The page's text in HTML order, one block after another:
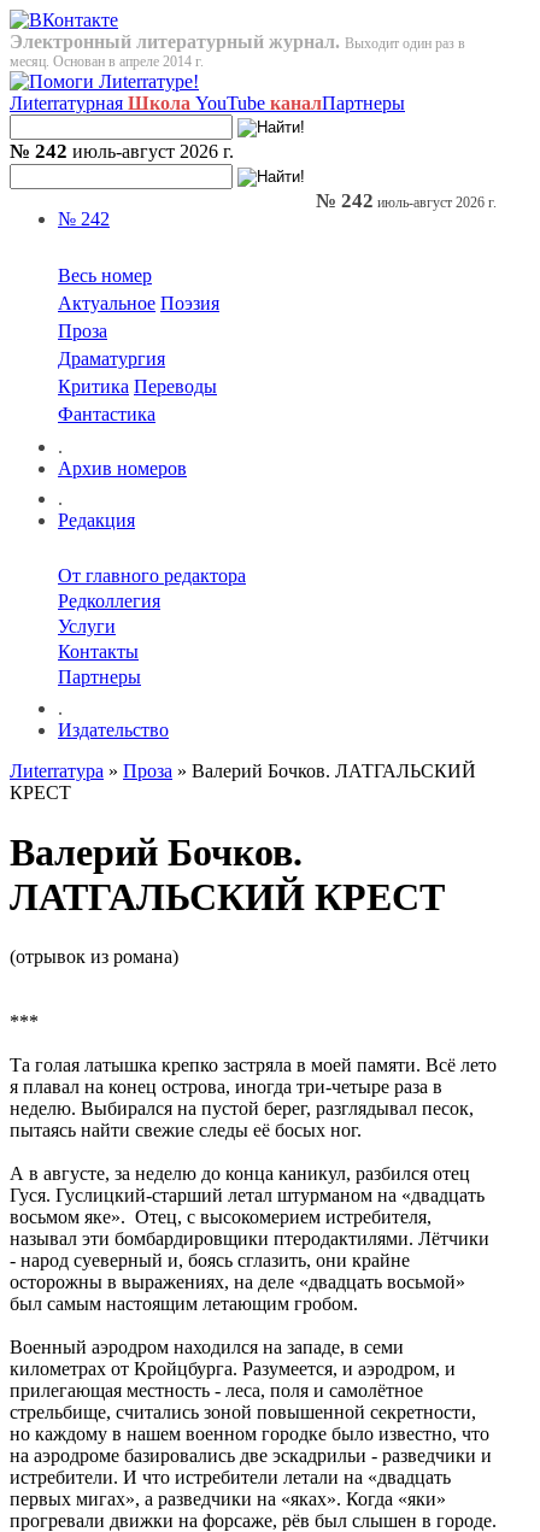
Электронный литературный журнал. Выходит один раз в
месяц. Основан в апреле 2014 г.
Лиterraтурная Школа YouTube каналПартнеры
№ 242 июль-август 2026 г.
№ 242
Весь номер
Актуальное Поэзия
Проза
Драматургия
Критика Переводы
Фантастика
.
Архив номеров
.
Редакция
От главного редактора
Редколлегия
Услуги
Контакты
Партнеры
.
Издательство
№ 242 июль-август 2026 г.
Лиterraтура » Проза » Валерий Бочков. ЛАТГАЛЬСКИЙ
КРЕСТ
Валерий Бочков.
ЛАТГАЛЬСКИЙ КРЕСТ
(отрывок из романа)
***
Та голая латышка крепко застряла в моей памяти. Всё лето
я плавал на конец острова, иногда три-четыре раза в
неделю. Выбирался на пустой берег, разглядывал песок,
пытаясь найти свежие следы её босых ног.
А в августе, за неделю до конца каникул, разбился отец
Гуся. Гуслицкий-старший летал штурманом на «двадцать
восьмом яке». Отец, с высокомерием истребителя,
называл эти бомбардировщики птеродактилями. Лётчики
- народ суеверный и, боясь сглазить, они крайне
осторожны в выражениях, на деле «двадцать восьмой»
был самым настоящим летающим гробом.
Военный аэродром находился на западе, в семи
километрах от Кройцбурга. Разумеется, и аэродром, и
прилегающая местность - леса, поля и самолётное
стрельбище, считались зоной повышенной секретности,
но каждому в нашем военном городке было известно, что
на аэродроме базировались две эскадрильи - разведчики и
истребители. И что истребители летали на «двадцать
первых мигах», а разведчики на «яках». Когда «яки»
прогревали движки на форсаже, рёв был слышен в городе.